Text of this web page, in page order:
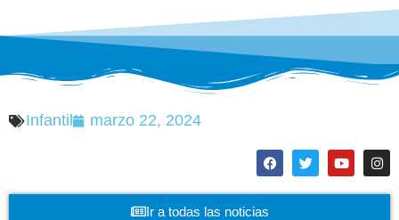
Infantil marzo 22, 2024
Ir a todas las noticias